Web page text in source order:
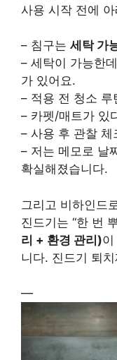
사용 시작 전에
– 침구는 세탁 가
– 세탁이 가능한
가 있어요.
– 적용 전 청소 루
– 카펫/매트가 있
– 사용 후 관찰 체
– 저는 메모로 날
확실해졌습니다.
그리고 비하인드
진드기는 “한 번
리 + 환경 관리)
니다. 진드기 퇴
—